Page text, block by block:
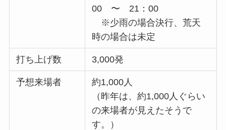
00 〜 21：00
※少雨の場合決行、荒天
時の場合は未定
打ち上げ数 3,000発
予想来場者
約1,000人
（昨年は、約1,000人ぐらい
の来場者が見えたそうで
す。）